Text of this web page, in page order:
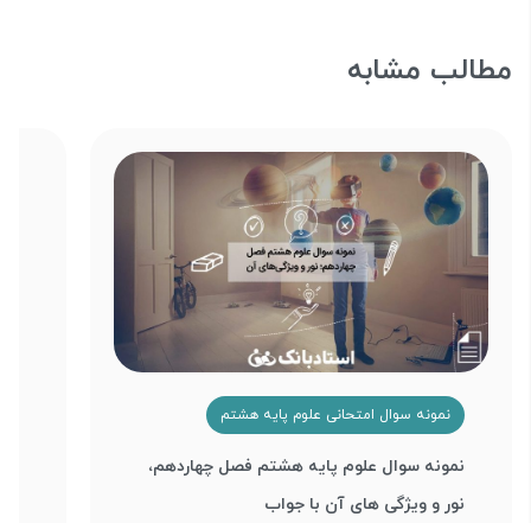
مطالب مشابه
نمونه سوال امتحانی علوم پایه هشتم
نمونه سوال علوم پایه هشتم فصل چهاردهم،
نور و ویژگی های آن با جواب